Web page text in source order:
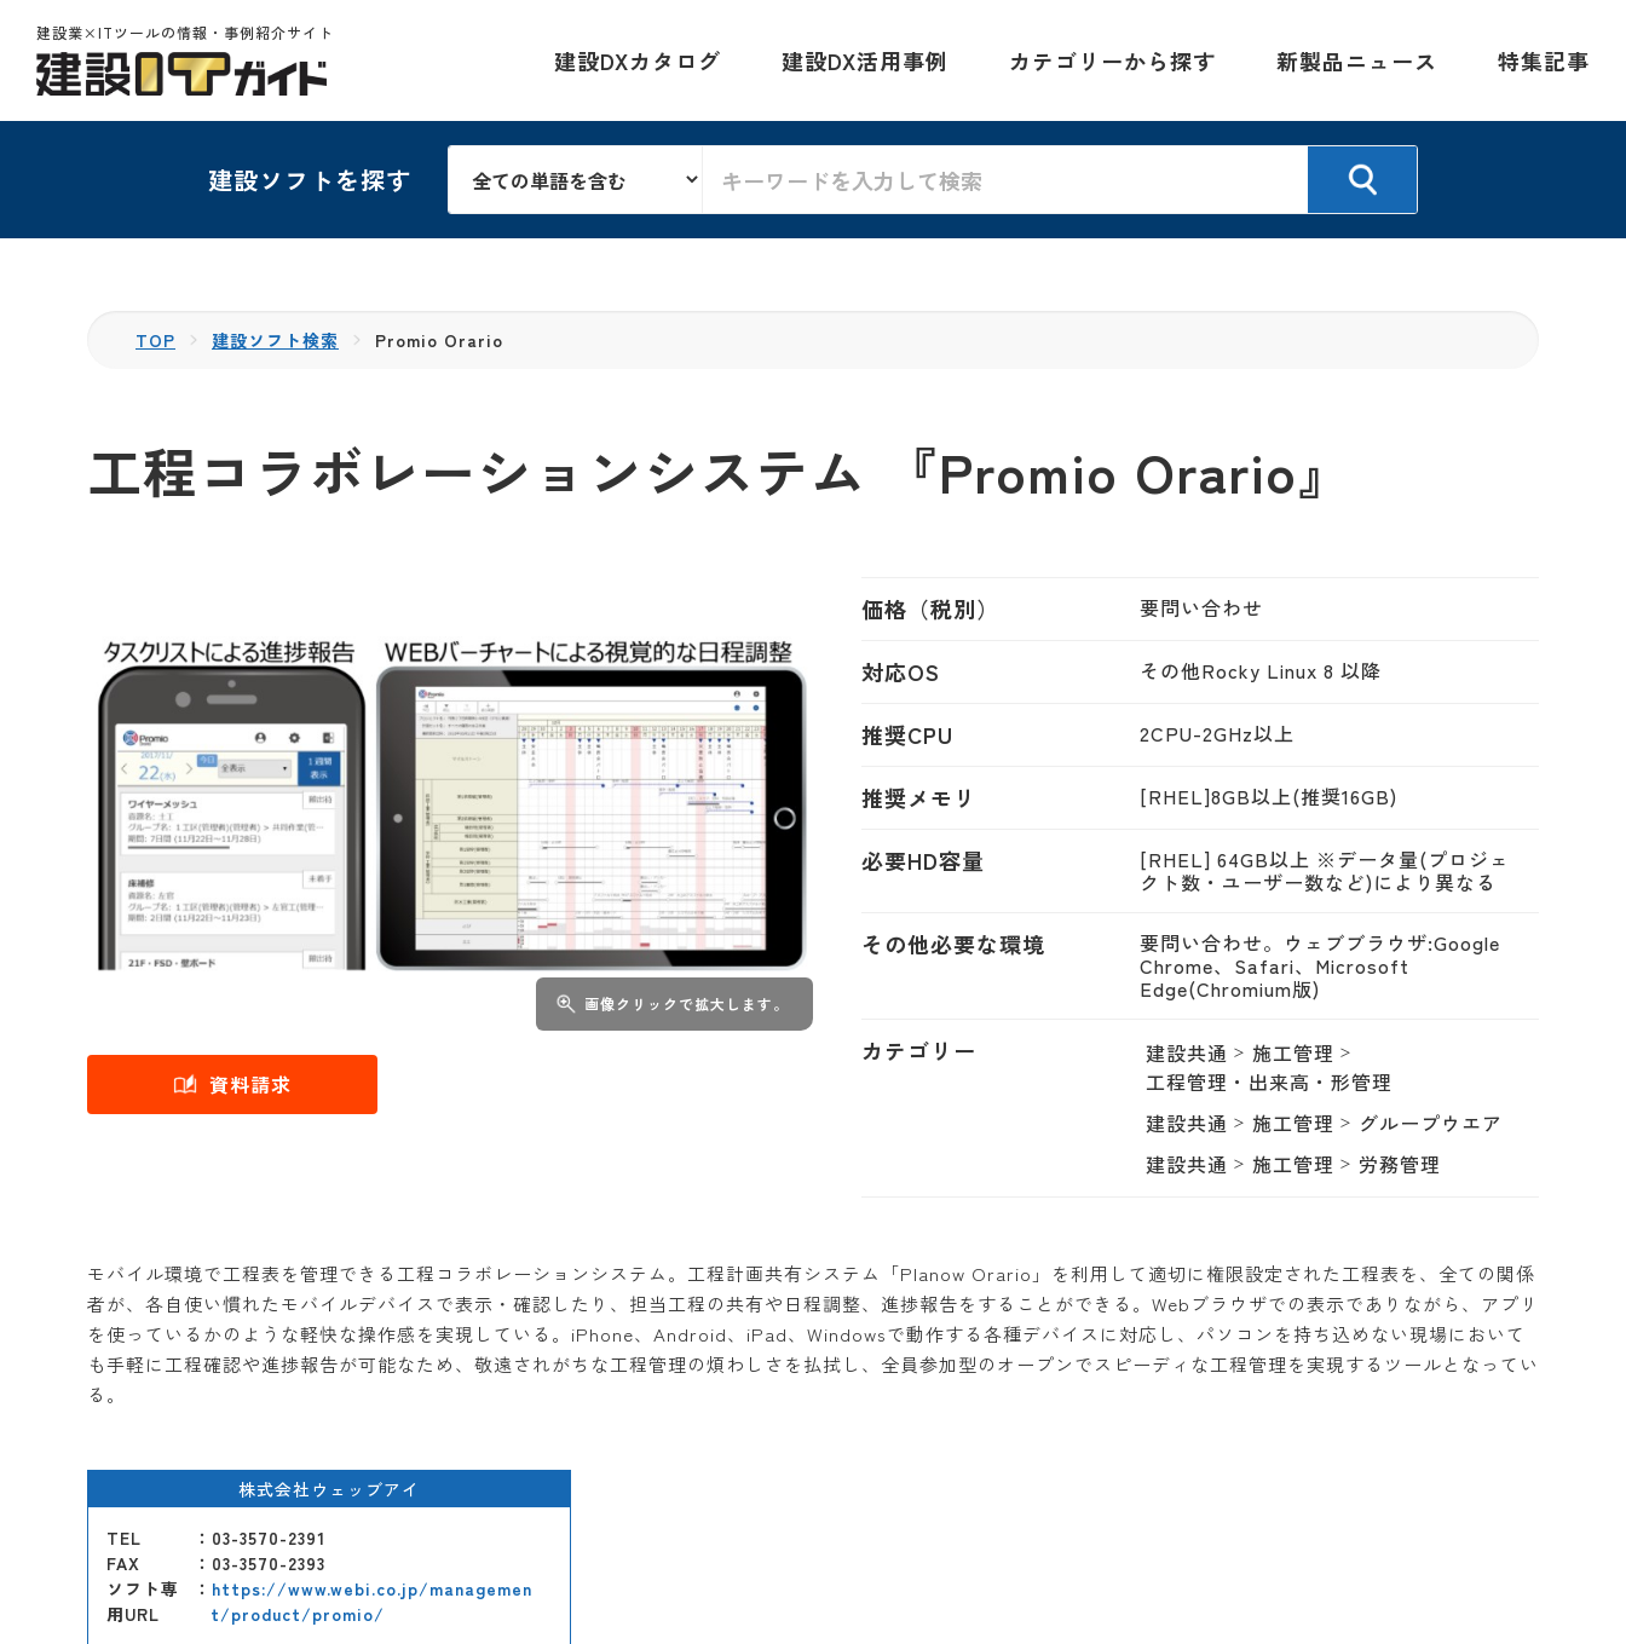
建設業×ITツールの情報・事例紹介サイト
建設DXカタログ 建設DX活用事例 カテゴリーから探す 新製品ニュース 特集記事
建設ソフトを探す
TOP 建設ソフト検索 Promio Orario
工程コラボレーションシステム 『Promio Orario』
画像クリックで拡大します。
資料請求
価格（税別） 要問い合わせ
対応OS その他Rocky Linux 8 以降
推奨CPU 2CPU-2GHz以上
推奨メモリ [RHEL]8GB以上(推奨16GB)
必要HD容量 [RHEL] 64GB以上 ※データ量(プロジェ
クト数・ユーザー数など)により異なる
その他必要な環境 要問い合わせ。ウェブブラウザ:Google
Chrome、Safari、Microsoft
Edge(Chromium版)
カテゴリー 建設共通
施工管理
工程管理・出来高・形管理
建設共通
施工管理
グループウエア
建設共通
施工管理 労務管理
モバイル環境で工程表を管理できる工程コラボレーションシステム。工程計画共有システム「Planow Orario」を利用して適切に権限設定された工程表を、全ての関係
者が、各自使い慣れたモバイルデバイスで表示・確認したり、担当工程の共有や日程調整、進捗報告をすることができる。Webブラウザでの表示でありながら、アプリ
を使っているかのような軽快な操作感を実現している。iPhone、Android、iPad、Windowsで動作する各種デバイスに対応し、パソコンを持ち込めない現場において
も手軽に工程確認や進捗報告が可能なため、敬遠されがちな工程管理の煩わしさを払拭し、全員参加型のオープンでスピーディな工程管理を実現するツールとなってい
る。
株式会社ウェッブアイ
TEL
：03-3570-2391
FAX
：03-3570-2393
ソフト専
用URL
： https://www.webi.co.jp/managemen
t/product/promio/